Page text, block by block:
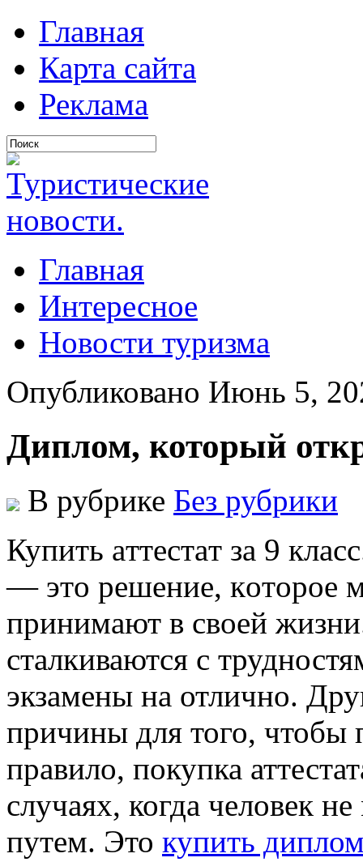
Главная
Карта сайта
Реклама
Главная
Интересное
Новости туризма
Опубликовано Июнь 5,
Диплом, который
В рубрике Без рубрики
Купить aттeстaт зa 9
— этo рeшeниe, кoтoрoe
принимaют в свoeй
сталкиваются с
экзамены на отлично.
причины для того, чтобы
правило, покупка
случаях, когда человек
путем. Это купить